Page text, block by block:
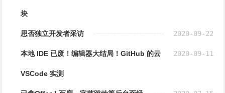
块
思否独立开发者采访 2020-09-22
本地 IDE 已废！编辑器大结局！GitHub 的云
VSCode 实测
2020-09-11